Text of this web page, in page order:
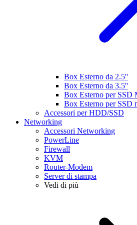
Box Esterno da 2.5''
Box Esterno da 3.5''
Box Esterno per SSD
Box Esterno per SSD
Accessori per HDD/SSD
Networking
Accessori Networking
PowerLine
Firewall
KVM
Router-Modem
Server di stampa
Vedi di più